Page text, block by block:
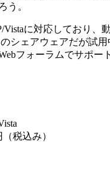
う。
Vistaに対応しており
シェアウェアだが試
フォーラムでサポ
税込み）